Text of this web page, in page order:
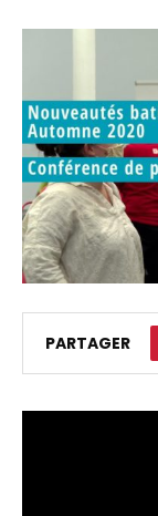
PARTAGER